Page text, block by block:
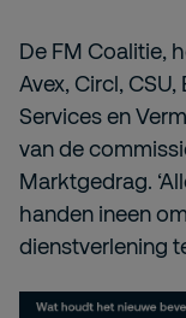
De FM Coalitie,
Avex, Circl,
Services en
van de
Marktgedrag.
handen ineen
dienstverlening